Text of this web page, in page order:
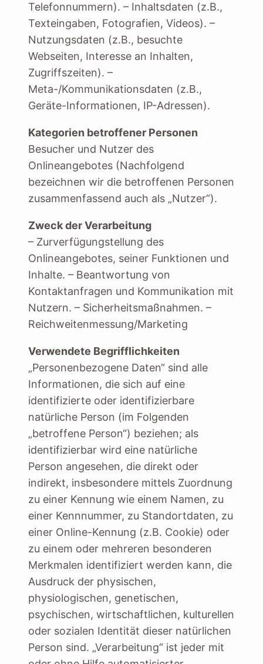
Telefonnummern). – Inhaltsdaten (z.B.,
Texteingaben, Fotografien, Videos). –
Nutzungsdaten (z.B., besuchte
Webseiten, Interesse an Inhalten,
Zugriffszeiten). –
Meta-/Kommunikationsdaten (z.B.,
Geräte-Informationen, IP-Adressen).
Kategorien betroffener Personen
Besucher und Nutzer des
Onlineangebotes (Nachfolgend
bezeichnen wir die betroffenen Personen
zusammenfassend auch als „Nutzer“).
Zweck der Verarbeitung
– Zurverfügungstellung des
Onlineangebotes, seiner Funktionen und
Inhalte. – Beantwortung von
Kontaktanfragen und Kommunikation mit
Nutzern. – Sicherheitsmaßnahmen. –
Reichweitenmessung/Marketing
Verwendete Begrifflichkeiten
„Personenbezogene Daten“ sind alle
Informationen, die sich auf eine
identifizierte oder identifizierbare
natürliche Person (im Folgenden
„betroffene Person“) beziehen; als
identifizierbar wird eine natürliche
Person angesehen, die direkt oder
indirekt, insbesondere mittels Zuordnung
zu einer Kennung wie einem Namen, zu
einer Kennnummer, zu Standortdaten, zu
einer Online-Kennung (z.B. Cookie) oder
zu einem oder mehreren besonderen
Merkmalen identifiziert werden kann, die
Ausdruck der physischen,
physiologischen, genetischen,
psychischen, wirtschaftlichen, kulturellen
oder sozialen Identität dieser natürlichen
Person sind. „Verarbeitung“ ist jeder mit